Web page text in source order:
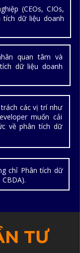
(CEOs, CIOs,
tích dữ liệu doanh
quan tâm và
dữ liệu doanh
các vị trí như
muốn cải
về phân tích dữ
chỉ Phân tích dữ
TƯ